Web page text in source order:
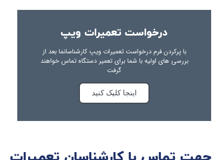
درخواست تعمیرات ویپ
با پرکردن فرم درخواست تعمیرات ویپ کارشناسانما بعد از
بررسی های اولیه با شما برای تعمیر دستگاه تماس خواهند
گرفت
اینجا کلیک کنید